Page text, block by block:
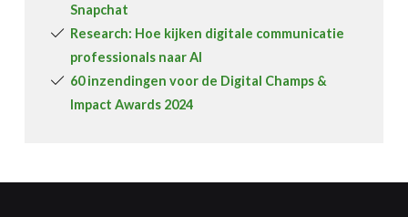
Snapchat
Research: Hoe kijken digitale communicatie
professionals naar AI
60 inzendingen voor de Digital Champs &
Impact Awards 2024